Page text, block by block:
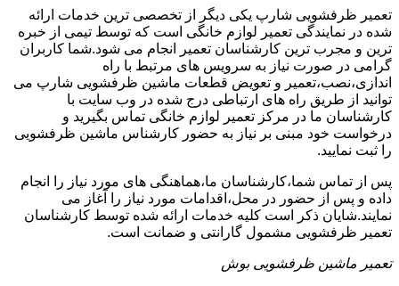
تعمیر ظرفشویی شارپ یکی دیگر از تخصصی ترین خدمات ارائه
شده در نمایندگی تعمیر لوازم خانگی است که توسط تیمی از خبره
ترین و مجرب ترین کارشناسان تعمیر انجام می شود.شما کاربران
گرامی در صورت نیاز به سرویس های مرتبط با راه
اندازی،نصب،تعمیر و تعویض قطعات ماشین ظرفشویی شارپ می
توانید از طریق راه های ارتباطی درج شده در وب سایت با
کارشناسان ما در مرکز تعمیر لوازم خانگی تماس بگیرید و
درخواست خود مبنی بر نیاز به حضور کارشناس ماشین ظرفشویی
را ثبت نمایید.
پس از تماس شما،کارشناسان ما،هماهنگی های مورد نیاز را انجام
داده و پس از حضور در محل،اقدامات مورد نیاز را آغاز می
نمایند.شایان ذکر است کلیه خدمات ارائه شده توسط کارشناسان
تعمیر ظرفشویی مشمول گارانتی و ضمانت است.
تعمیر ماشین ظرفشویی بوش